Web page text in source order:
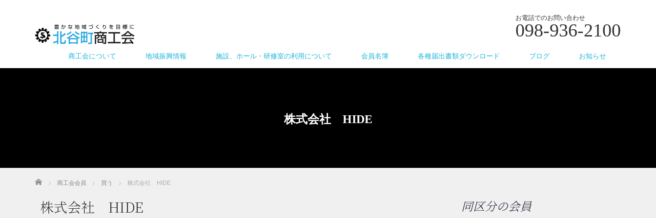
お電話でのお問い合わせ
098-936-2100
商工会について 地域振興情報 施設、ホール・研修室の利用について 会員名簿 各種届出書類ダウンロード ブログ お知らせ
株式会社 HIDE
ホーム 商工会会員 買う 株式会社 HIDE
株式会社 HIDE 同区分の会員